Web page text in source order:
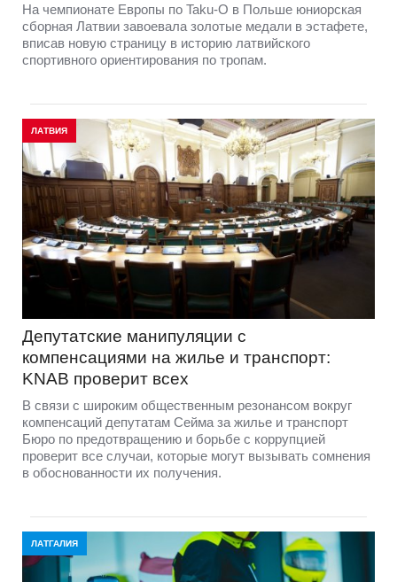
На чемпионате Европы по Taku-O в Польше юниорская
сборная Латвии завоевала золотые медали в эстафете,
вписав новую страницу в историю латвийского
спортивного ориентирования по тропам.
ЛАТВИЯ
Депутатские манипуляции с
компенсациями на жилье и транспорт:
KNAB проверит всех
В связи с широким общественным резонансом вокруг
компенсаций депутатам Сейма за жилье и транспорт
Бюро по предотвращению и борьбе с коррупцией
проверит все случаи, которые могут вызывать сомнения
в обоснованности их получения.
ЛАТГАЛИЯ